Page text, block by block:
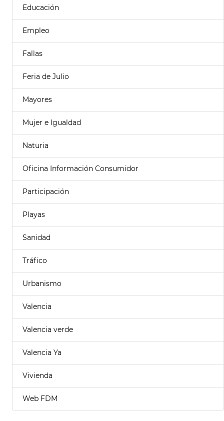
Educación
Empleo
Fallas
Feria de Julio
Mayores
Mujer e Igualdad
Naturia
Oficina Información Consumidor
Participación
Playas
Sanidad
Tráfico
Urbanismo
Valencia
Valencia verde
Valencia Ya
Vivienda
Web FDM